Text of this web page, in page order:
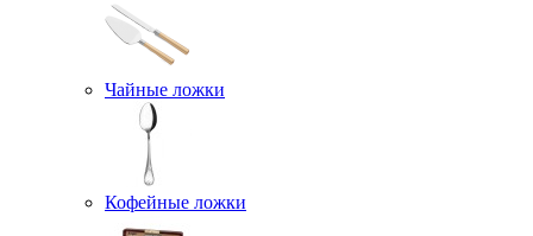
Чайные ложки
Кофейные ложки